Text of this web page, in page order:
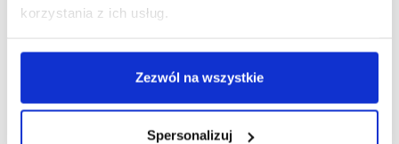
korzystania z ich usług.
Zezwól na wszystkie
Spersonalizuj
Pełna oferta kształcenia ANS w Elblągu
Dziekanat Centralny